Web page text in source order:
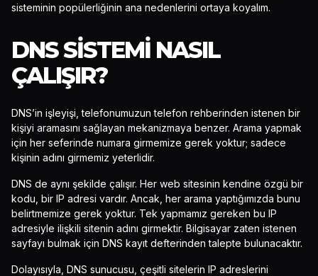
sisteminin popülerliğinin ana nedenlerini ortaya koyalım.
DNS SISTEMI NASIL
ÇALIŞIR?
DNS’in işleyişi, telefonumuzun telefon rehberinden istenen bir
kişiyi aramasını sağlayan mekanizmaya benzer. Arama yapmak
için her seferinde numara girmemize gerek yoktur; sadece
kişinin adını girmemiz yeterlidir.
DNS de aynı şekilde çalışır. Her web sitesinin kendine özgü bir
kodu, bir IP adresi vardır. Ancak, her arama yaptığımızda bunu
belirtmemize gerek yoktur. Tek yapmamız gereken bu IP
adresiyle ilişkili sitenin adını girmektir. Bilgisayar zaten istenen
sayfayı bulmak için DNS kayıt defterinden talepte bulunacaktır.
Dolayısıyla, DNS sunucusu, çeşitli sitelerin IP adreslerini